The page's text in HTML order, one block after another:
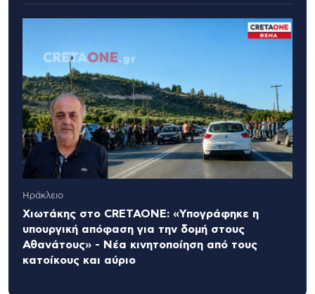
Ηράκλειο
Χιωτάκης στο CRETAONE: «Υπογράφηκε η
υπουργική απόφαση για την δομή στους
Αθανάτους» - Νέα κινητοποίηση από τους
κατοίκους και αύριο